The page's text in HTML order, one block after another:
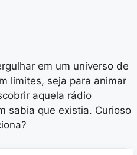
em um universo de
limites, seja para animar
aquela rádio
sabia que existia. Curioso